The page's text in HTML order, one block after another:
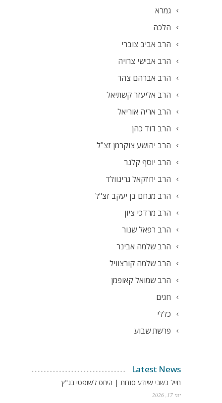
גמרא
הלכה
הרב אביב צוברי
הרב אבישי צרויה
הרב אברהם צהר
הרב אליעזר קשתיאל
הרב אריה אוריאל
הרב דוד כהן
הרב יהושע צוקרמן זצ"ל
הרב יוסף קלנר
הרב יחזקאל גרינוולד
הרב מנחם בן יעקב זצ"ל
הרב מרדכי ציון
הרב רפאל שנור
הרב שלמה אבינר
הרב שלמה קורצוויל
הרב שמואל קאופמן
חגים
כללי
פרשת שבוע
Latest News
חייל בשבי שיודע סודות | היחס לשופטי בג"ץ
יוני 17, 2026